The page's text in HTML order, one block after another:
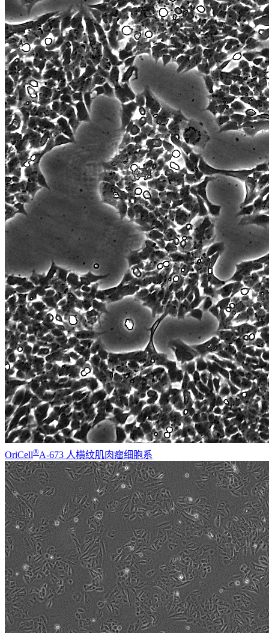
OriCell®A-673 人横纹肌肉瘤细胞系